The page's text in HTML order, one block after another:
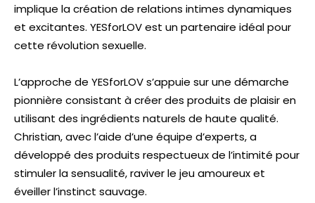
implique la création de relations intimes dynamiques
et excitantes. YESforLOV est un partenaire idéal pour
cette révolution sexuelle.
L’approche de YESforLOV s’appuie sur une démarche
pionnière consistant à créer des produits de plaisir en
utilisant des ingrédients naturels de haute qualité.
Christian, avec l’aide d’une équipe d’experts, a
développé des produits respectueux de l’intimité pour
stimuler la sensualité, raviver le jeu amoureux et
éveiller l’instinct sauvage.